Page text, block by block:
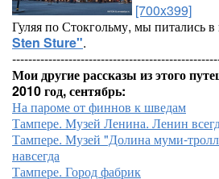
[700x399]
Гуляя по Стокгольму, мы питались в
Sten Sture".
Мои другие рассказы из этого
2010 год, сентябрь:
На пароме от финнов к шведам
Тампере. Музей Ленина. Ленин
Тампере. Музей "Долина муми-
навсегда
Тампере. Город фабрик